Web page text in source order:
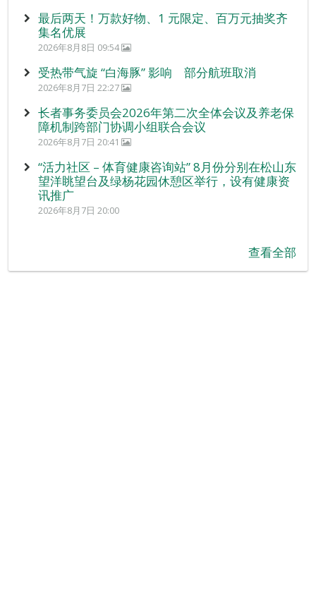
最后两天！万款好物、1 元限定、百万元抽奖齐
集名优展
2026年8月8日 09:54
受热带气旋 “白海豚” 影响 部分航班取消
2026年8月7日 22:27
长者事务委员会2026年第二次全体会议及养老保
障机制跨部门协调小组联合会议
2026年8月7日 20:41
“活力社区 – 体育健康咨询站” 8月份分别在松山东
望洋眺望台及绿杨花园休憩区举行，设有健康资
讯推广
2026年8月7日 20:00
查看全部